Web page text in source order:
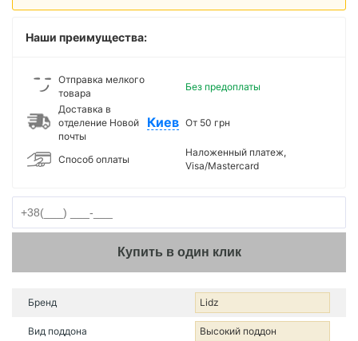
Наши преимущества:
Отправка мелкого
товара
Без предоплаты
Доставка в
отделение Новой
почты
Киев От 50 грн
Способ оплаты
Наложенный платеж,
Visa/Mastercard
Купить в один клик
Бренд Lidz
Вид поддона Высокий поддон